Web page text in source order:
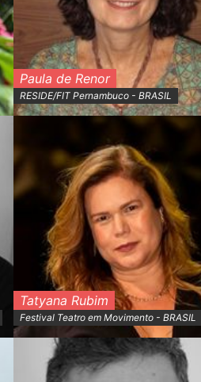
Paula de Renor
RESIDE/FIT Pernambuco - BRASIL
Tatyana Rubim
Festival Teatro em Movimento - BRASIL